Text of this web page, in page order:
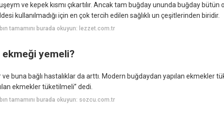
ve kepek kısmı çıkartılır. Ancak tam buğday ununda buğday bütün
kullanılmadığı için en çok tercih edilen sağlıklı un çeşitlerinden biridir.
tamamını burada okuyun: lezzet.com.tr
ekmeği yemeli?
buna bağlı hastalıklar da arttı. Modern buğdaydan yapılan ekmekler
ekmekler tüketilmeli” dedi.
tamamını burada okuyun: sozcu.com.tr